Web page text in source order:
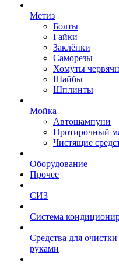
Метиз
Болты
Гайки
Заклёпки
Саморезы
Хомуты
Шайбы
Шплинты
Мойка
Автошампуни
Протирочный
Чистящие
Оборудование
Прочее
СИЗ
Система
Средства для очистки
руками